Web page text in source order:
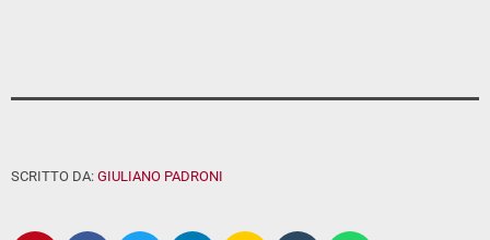
SCRITTO DA: GIULIANO PADRONI